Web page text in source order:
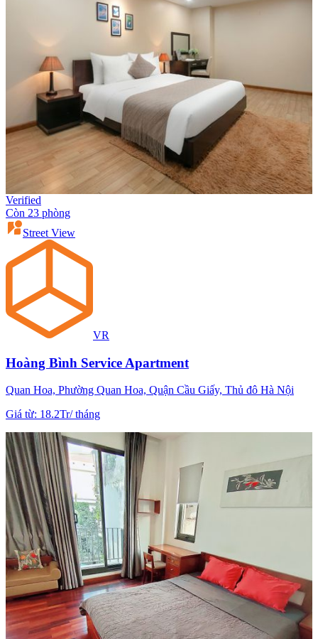
Verified
Còn 23 phòng
Street View
VR
Hoàng Bình Service Apartment
Quan Hoa, Phường Quan Hoa, Quận Cầu Giấy, Thủ đô Hà Nội
Giá từ: 18.2Tr/tháng